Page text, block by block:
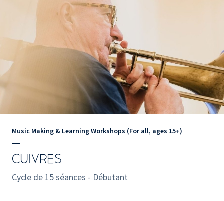
Music Making & Learning Workshops (For all, ages 15+)
CUIVRES
Cycle de 15 séances - Débutant